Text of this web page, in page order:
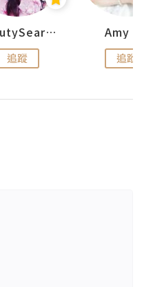
BeautySearch
追蹤
Amy
追蹤